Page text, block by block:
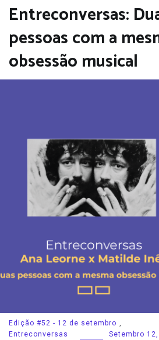
Entreconversas:
pessoas com a
obsessão musical
Edição #52 - 12 de setembro ,
Entreconversas
Setembro 12,